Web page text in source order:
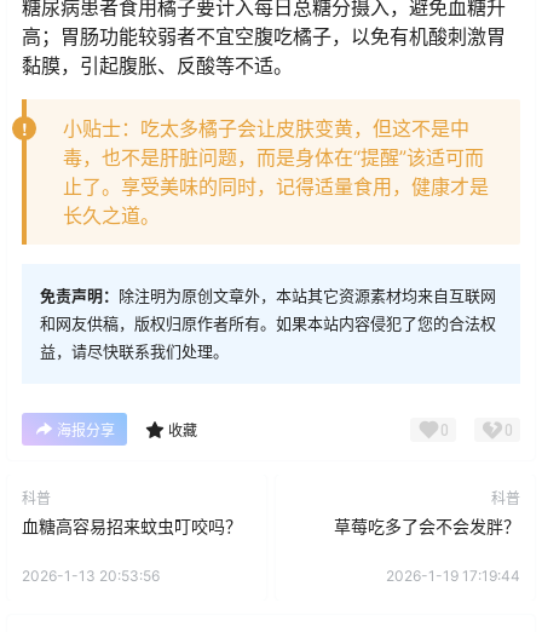
糖尿病患者食用橘子要计入每日总糖分摄入，避免血糖升
高；胃肠功能较弱者不宜空腹吃橘子，以免有机酸刺激胃
黏膜，引起腹胀、反酸等不适。
小贴士：吃太多橘子会让皮肤变黄，但这不是中
毒，也不是肝脏问题，而是身体在“提醒”该适可而
止了。享受美味的同时，记得适量食用，健康才是
长久之道。
免责声明： 除注明为原创文章外，本站其它资源素材均来自互联网
和网友供稿，版权归原作者所有。如果本站内容侵犯了您的合法权
益，请尽快联系我们处理。
海报分享 收藏 0 0
科普
血糖高容易招来蚊虫叮咬吗？
2026-1-13 20:53:56
科普
草莓吃多了会不会发胖？
2026-1-19 17:19:44